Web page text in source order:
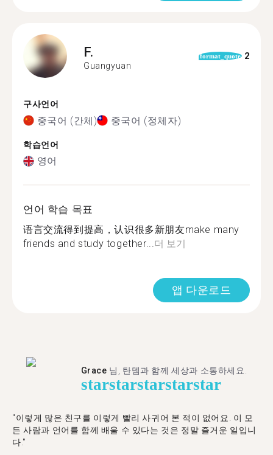
F.
Guangyuan
format_quote 2
구사언어
중국어 (간체) 중국어 (정체자)
학습언어
영어
언어 학습 목표
语言交流得到提高，认识很多新朋友make many
friends and study together...더 보기
앱 다운로드
Grace 님, 탄뎀과 함께 세상과 소통하세요.
starstarstarstarstar
"이렇게 많은 친구를 이렇게 빨리 사귀어 본 적이 없어요. 이 모
든 사람과 언어를 함께 배울 수 있다는 것은 정말 즐거운 일입니
다."